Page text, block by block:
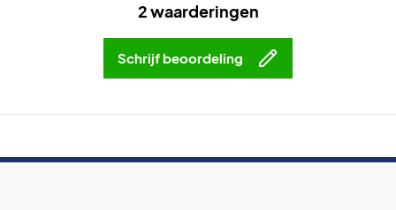
2 waarderingen
Schrijf beoordeling